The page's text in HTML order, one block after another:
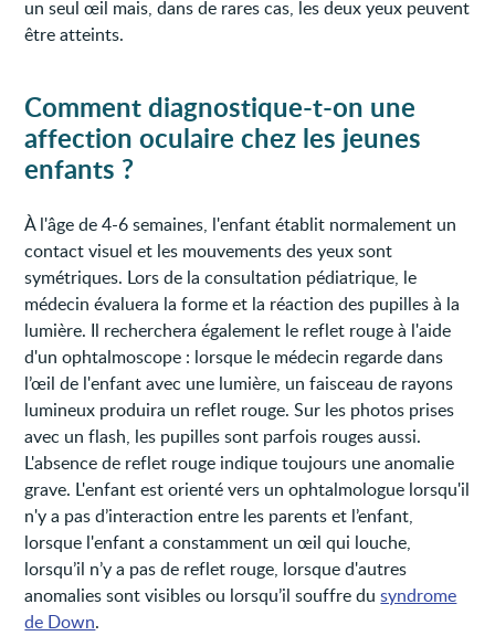
un seul œil mais, dans de rares cas, les deux yeux peuvent
être atteints.
Comment diagnostique-t-on une
affection oculaire chez les jeunes
enfants ?
À l'âge de 4-6 semaines, l'enfant établit normalement un
contact visuel et les mouvements des yeux sont
symétriques. Lors de la consultation pédiatrique, le
médecin évaluera la forme et la réaction des pupilles à la
lumière. Il recherchera également le reflet rouge à l'aide
d'un ophtalmoscope : lorsque le médecin regarde dans
l’œil de l'enfant avec une lumière, un faisceau de rayons
lumineux produira un reflet rouge. Sur les photos prises
avec un flash, les pupilles sont parfois rouges aussi.
L'absence de reflet rouge indique toujours une anomalie
grave. L'enfant est orienté vers un ophtalmologue lorsqu'il
n'y a pas d’interaction entre les parents et l’enfant,
lorsque l'enfant a constamment un œil qui louche,
lorsqu’il n’y a pas de reflet rouge, lorsque d'autres
anomalies sont visibles ou lorsqu’il souffre dusyndrome
de Down.